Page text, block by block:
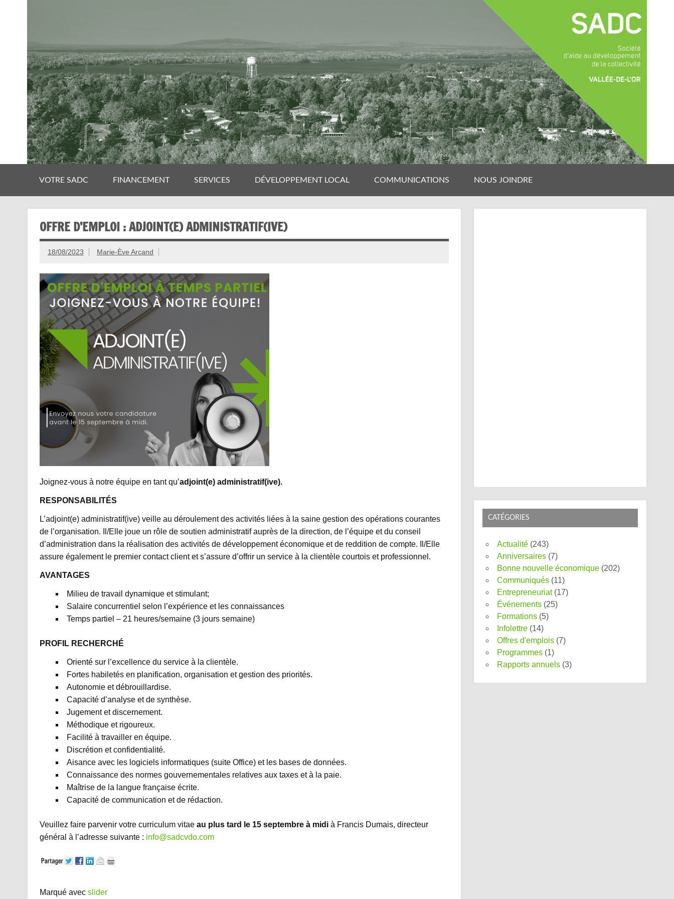
VOTRE SADC FINANCEMENT SERVICES DÉVELOPPEMENT LOCAL COMMUNICATIONS NOUS JOINDRE
OFFRE D’EMPLOI : ADJOINT(E) ADMINISTRATIF(IVE)
18/08/2023 Marie-Ève Arcand
Joignez-vous à notre équipe en tant qu’adjoint(e) administratif(ive).
RESPONSABILITÉS
L’adjoint(e) administratif(ive) veille au déroulement des activités liées à la saine gestion des opérations courantes
de l’organisation. Il/Elle joue un rôle de soutien administratif auprès de la direction, de l’équipe et du conseil
d’administration dans la réalisation des activités de développement économique et de reddition de compte. Il/Elle
assure également le premier contact client et s’assure d’offrir un service à la clientèle courtois et professionnel.
AVANTAGES
Milieu de travail dynamique et stimulant;
Salaire concurrentiel selon l’expérience et les connaissances
Temps partiel – 21 heures/semaine (3 jours semaine)
PROFIL RECHERCHÉ
Orienté sur l’excellence du service à la clientèle.
Fortes habiletés en planification, organisation et gestion des priorités.
Autonomie et débrouillardise.
Capacité d’analyse et de synthèse.
Jugement et discernement.
Méthodique et rigoureux.
Facilité à travailler en équipe.
Discrétion et confidentialité.
Aisance avec les logiciels informatiques (suite Office) et les bases de données.
Connaissance des normes gouvernementales relatives aux taxes et à la paie.
Maîtrise de la langue française écrite.
Capacité de communication et de rédaction.
Veuillez faire parvenir votre curriculum vitae au plus tard le 15 septembre à midià Francis Dumais, directeur
général à l’adresse suivante : info@sadcvdo.com
Marqué avec slider
CATÉGORIES
Actualité (243)
Anniversaires (7)
Bonne nouvelle économique (202)
Communiqués (11)
Entrepreneuriat(17)
Événements (25)
Formations (5)
Infolettre (14)
Offres d'emplois (7)
Programmes (1)
Rapports annuels (3)